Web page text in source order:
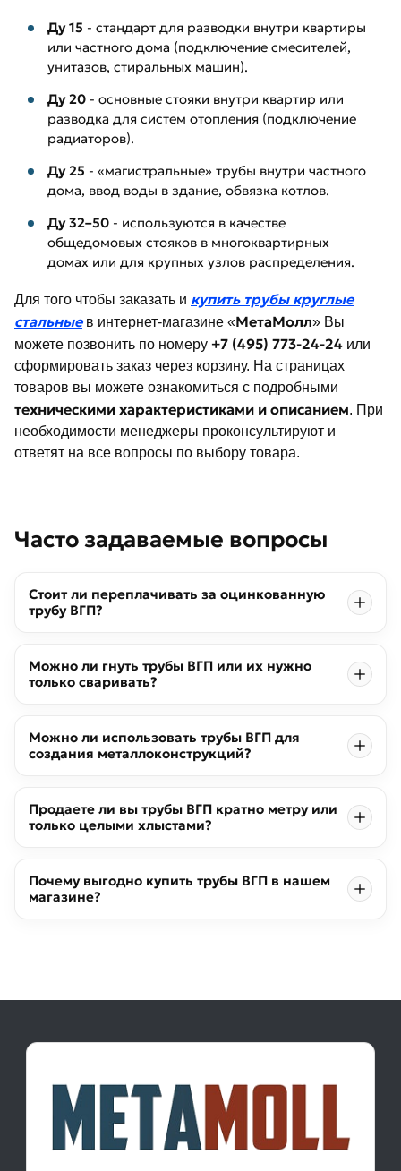
Ду 15 - стандарт для разводки внутри квартиры
или частного дома (подключение смесителей,
унитазов, стиральных машин).
Ду 20 - основные стояки внутри квартир или
разводка для систем отопления (подключение
радиаторов).
Ду 25 - «магистральные» трубы внутри частного
дома, ввод воды в здание, обвязка котлов.
Ду 32–50 - используются в качестве
общедомовых стояков в многоквартирных
домах или для крупных узлов распределения.
Для того чтобы заказать и купить трубы круглые
стальныев интернет-магазине «МетаМолл» Вы
можете позвонить по номеру +7 (495) 773-24-24 или
сформировать заказ через корзину. На страницах
товаров вы можете ознакомиться с подробными
техническими характеристиками и описанием. При
необходимости менеджеры проконсультируют и
ответят на все вопросы по выбору товара.
Часто задаваемые вопросы
Стоит ли переплачивать за оцинкованную
трубу ВГП?
Можно ли гнуть трубы ВГП или их нужно
только сваривать?
Можно ли использовать трубы ВГП для
создания металлоконструкций?
Продаете ли вы трубы ВГП кратно метру или
только целыми хлыстами?
Почему выгодно купить трубы ВГП в нашем
магазине?